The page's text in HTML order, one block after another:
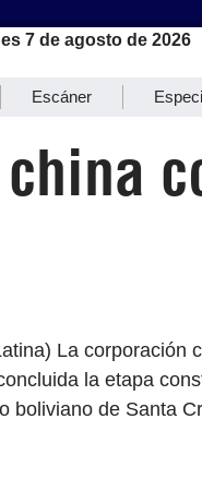
7 de agosto de 2026
Escáner
La corporación
la etapa
boliviano de Santa